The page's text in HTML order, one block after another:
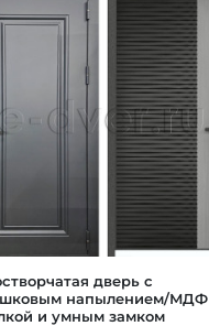
дверь с
напылением/МДФ
и умным замком